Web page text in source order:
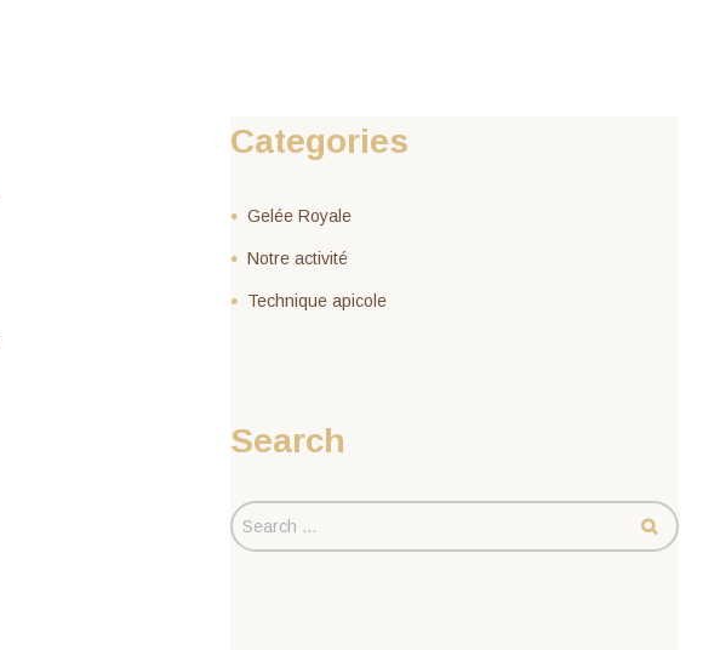
Categories
Gelée Royale
Notre activité
Technique apicole
Search